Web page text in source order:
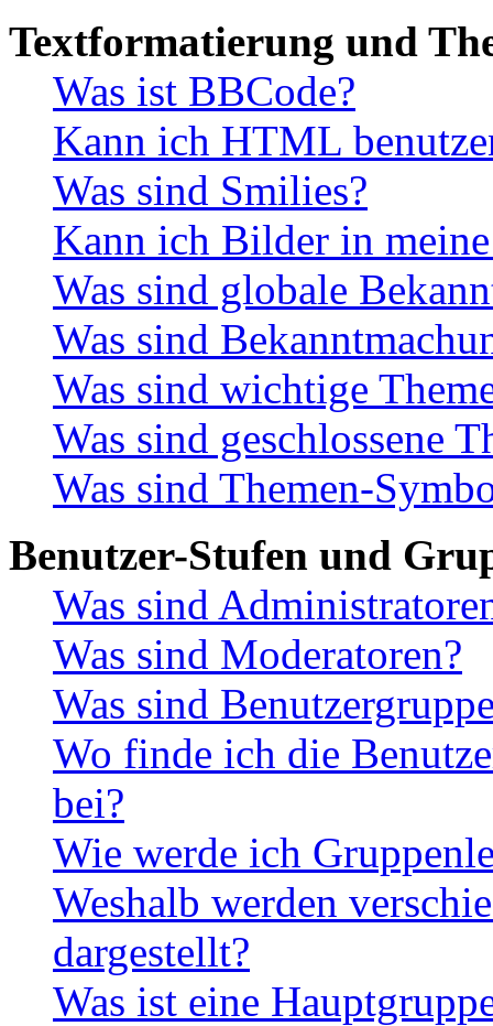
Textformatierung und
Was ist BBCode?
Kann ich HTML
Was sind Smilies?
Kann ich Bilder in
Was sind globale
Was sind
Was sind wichtige
Was sind geschlossene
Was sind Themen-
Benutzer-Stufen und
Was sind
Was sind Moderatoren?
Was sind
Wo finde ich die
bei?
Wie werde ich
Weshalb werden
dargestellt?
Was ist eine